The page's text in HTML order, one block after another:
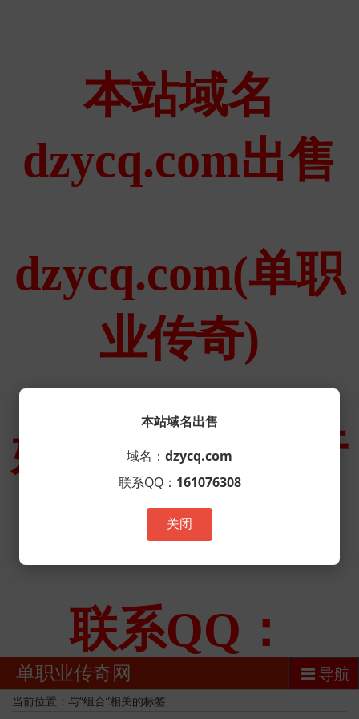
单职业传奇网 导航
当前位置：与“组合”相关的标签
本站域名出售
域名： dzycq.com
联系QQ： 161076308
关闭